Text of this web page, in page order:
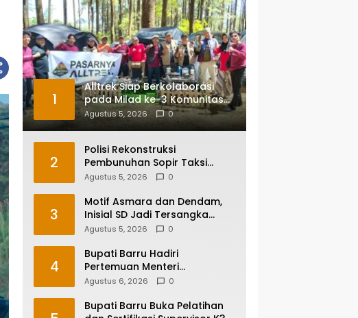
1
Alltrek Siap Berkolaborasi
pada Milad ke-3 Komunitas
Camping IKA Smandel
Makassar di Malino
Agustus 5, 2026 0
2
Polisi Rekonstruksi
Pembunuhan Sopir Taksi
Online di Maros, Tersangka
Agustus 5, 2026 0
3
Motif Asmara dan Dendam,
Inisial SD Jadi Tersangka
Pembunuhan Sopir Taksi
Agustus 5, 2026 0
4
Bupati Barru Hadiri
Pertemuan Menteri
Lingkungan Hidup Bahas PSEL
Agustus 6, 2026 0
Bupati Barru Buka Pelatihan